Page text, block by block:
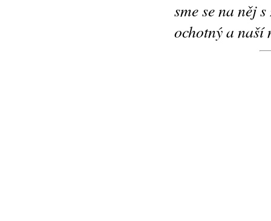
sme se na něj
ochotný a naší